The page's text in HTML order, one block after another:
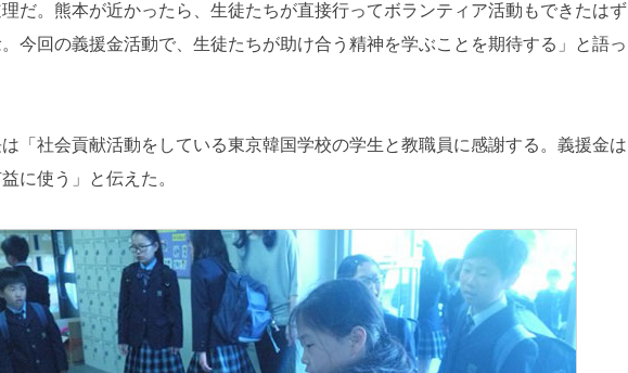
だ。熊本が近かったら、生徒たちが直接行ってボランティア活動もできたはず
今回の義援金活動で、生徒たちが助け合う精神を学ぶことを期待する」と語っ
「社会貢献活動をしている東京韓国学校の学生と教職員に感謝する。義援金は
に使う」と伝えた。